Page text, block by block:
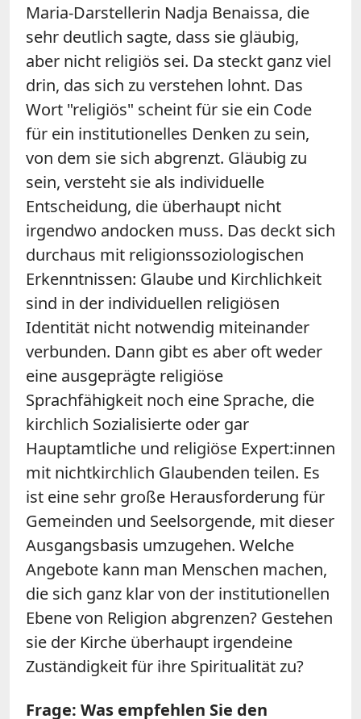
Maria-Darstellerin Nadja Benaissa, die
sehr deutlich sagte, dass sie gläubig,
aber nicht religiös sei. Da steckt ganz viel
drin, das sich zu verstehen lohnt. Das
Wort "religiös" scheint für sie ein Code
für ein institutionelles Denken zu sein,
von dem sie sich abgrenzt. Gläubig zu
sein, versteht sie als individuelle
Entscheidung, die überhaupt nicht
irgendwo andocken muss. Das deckt sich
durchaus mit religionssoziologischen
Erkenntnissen: Glaube und Kirchlichkeit
sind in der individuellen religiösen
Identität nicht notwendig miteinander
verbunden. Dann gibt es aber oft weder
eine ausgeprägte religiöse
Sprachfähigkeit noch eine Sprache, die
kirchlich Sozialisierte oder gar
Hauptamtliche und religiöse Expert:innen
mit nichtkirchlich Glaubenden teilen. Es
ist eine sehr große Herausforderung für
Gemeinden und Seelsorgende, mit dieser
Ausgangsbasis umzugehen. Welche
Angebote kann man Menschen machen,
die sich ganz klar von der institutionellen
Ebene von Religion abgrenzen? Gestehen
sie der Kirche überhaupt irgendeine
Zuständigkeit für ihre Spiritualität zu?
Frage: Was empfehlen Sie den